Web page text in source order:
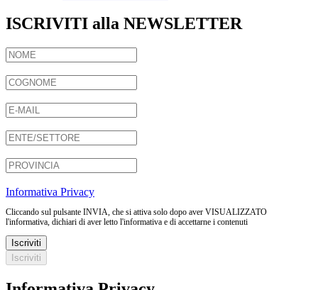
ISCRIVITI alla NEWSLETTER
Informativa Privacy
Cliccando sul pulsante INVIA, che si attiva solo dopo aver VISUALIZZATO
l'informativa, dichiari di aver letto l'informativa e di accettarne i contenuti
Iscriviti